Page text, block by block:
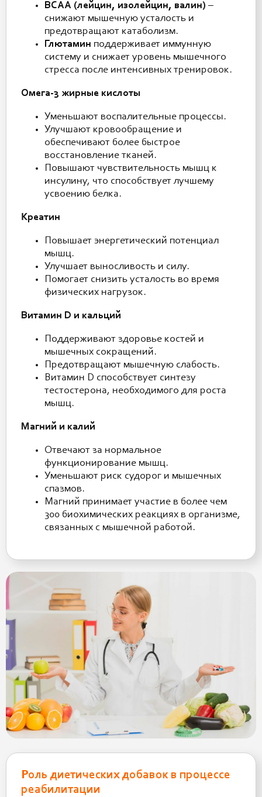
BCAA (лейцин, изолейцин, валин) –
снижают мышечную усталость и
предотвращают катаболизм.
Глютамин поддерживает иммунную
систему и снижает уровень мышечного
стресса после интенсивных тренировок.
Омега-3 жирные кислоты
Уменьшают воспалительные процессы.
Улучшают кровообращение и
обеспечивают более быстрое
восстановление тканей.
Повышают чувствительность мышц к
инсулину, что способствует лучшему
усвоению белка.
Креатин
Повышает энергетический потенциал
мышц.
Улучшает выносливость и силу.
Помогает снизить усталость во время
физических нагрузок.
Витамин D и кальций
Поддерживают здоровье костей и
мышечных сокращений.
Предотвращают мышечную слабость.
Витамин D способствует синтезу
тестостерона, необходимого для роста
мышц.
Магний и калий
Отвечают за нормальное
функционирование мышц.
Уменьшают риск судорог и мышечных
спазмов.
Магний принимает участие в более чем
300 биохимических реакциях в организме,
связанных с мышечной работой.
Роль диетических добавок в процессе
реабилитации